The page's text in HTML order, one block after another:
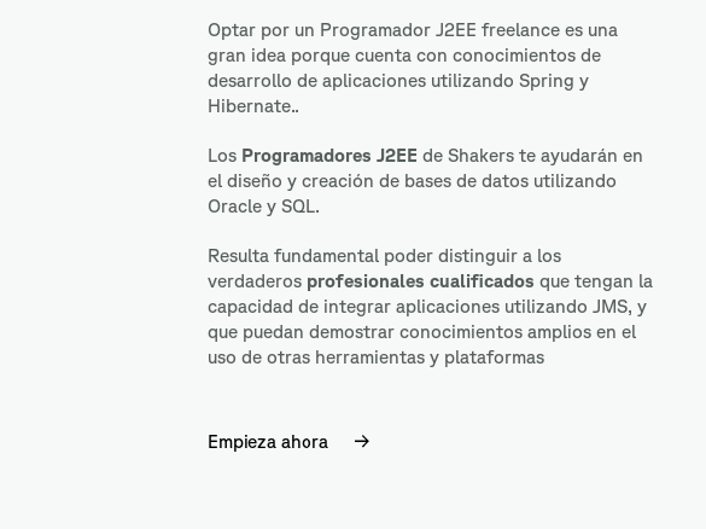
Optar por un Programador J2EE freelance es una
gran idea porque cuenta con conocimientos de
desarrollo de aplicaciones utilizando Spring y
Hibernate..
Los Programadores J2EE de Shakers te ayudarán en
el diseño y creación de bases de datos utilizando
Oracle y SQL.
Resulta fundamental poder distinguir a los
verdaderos profesionales cualificados que tengan la
capacidad de integrar aplicaciones utilizando JMS, y
que puedan demostrar conocimientos amplios en el
uso de otras herramientas y plataformas
Empieza ahora